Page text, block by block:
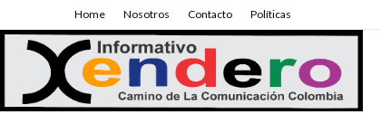
Home Nosotros Contacto Políticas